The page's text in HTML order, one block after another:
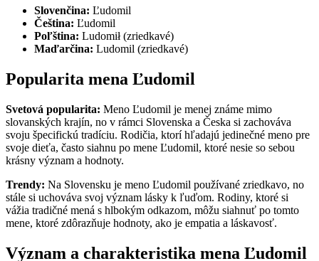
Slovenčina: Ľudomil
Čeština: Ľudomil
Poľština: Ludomił (zriedkavé)
Maďarčina: Ludomil (zriedkavé)
Popularita mena Ľudomil
Svetová popularita: Meno Ľudomil je menej známe mimo
slovanských krajín, no v rámci Slovenska a Česka si zachováva
svoju špecifickú tradíciu. Rodičia, ktorí hľadajú jedinečné meno pre
svoje dieťa, často siahnu po mene Ľudomil, ktoré nesie so sebou
krásny význam a hodnoty.
Trendy: Na Slovensku je meno Ľudomil používané zriedkavo, no
stále si uchováva svoj význam lásky k ľuďom. Rodiny, ktoré si
vážia tradičné mená s hlbokým odkazom, môžu siahnuť po tomto
mene, ktoré zdôrazňuje hodnoty, ako je empatia a láskavosť.
Význam a charakteristika mena Ľudomil